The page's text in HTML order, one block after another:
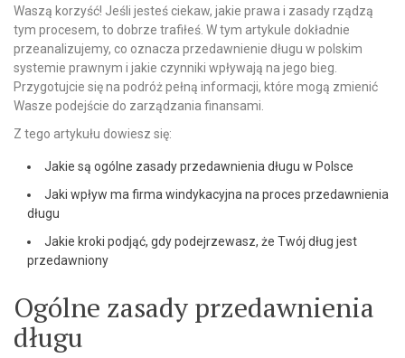
Waszą korzyść! Jeśli jesteś ciekaw, jakie prawa i zasady rządzą
tym procesem, to dobrze trafiłeś. W tym artykule dokładnie
przeanalizujemy, co oznacza przedawnienie długu w polskim
systemie prawnym i jakie czynniki wpływają na jego bieg.
Przygotujcie się na podróż pełną informacji, które mogą zmienić
Wasze podejście do zarządzania finansami.
Z tego artykułu dowiesz się:
Jakie są ogólne zasady przedawnienia długu w Polsce
Jaki wpływ ma firma windykacyjna na proces przedawnienia
długu
Jakie kroki podjąć, gdy podejrzewasz, że Twój dług jest
przedawniony
Ogólne zasady przedawnienia
długu